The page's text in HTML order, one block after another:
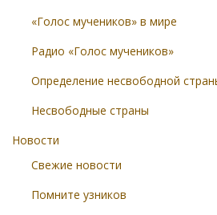
«Голос мучеников» в мире
Радио «Голос мучеников»
Определение несвободной
Несвободные страны
Новости
Свежие новости
Помните узников